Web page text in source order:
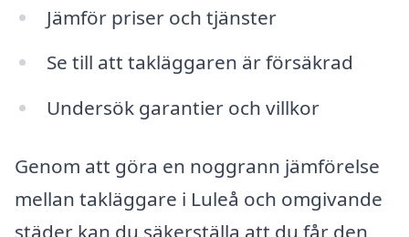
Jämför priser och tjänster
Se till att takläggaren är försäkrad
Undersök garantier och villkor
Genom att göra en noggrann jämförelse
mellan takläggare i Luleå och omgivande
städer kan du säkerställa att du får den